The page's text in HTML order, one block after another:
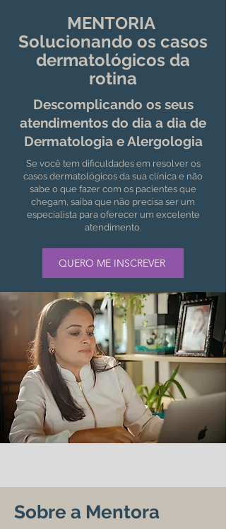
MENTORIA
Solucionando os casos
dermatológicos da
rotina
Descomplicando os seus
atendimentos do dia a dia de
Dermatologia e Alergologia
Se você tem dificuldades em resolver os
casos dermatológicos da sua clínica e não
sabe o que fazer com os pacientes que
chegam, saiba que não precisa ser um
especialista para oferecer um excelente
atendimento.
QUERO ME INSCREVER
Sobre a Mentora